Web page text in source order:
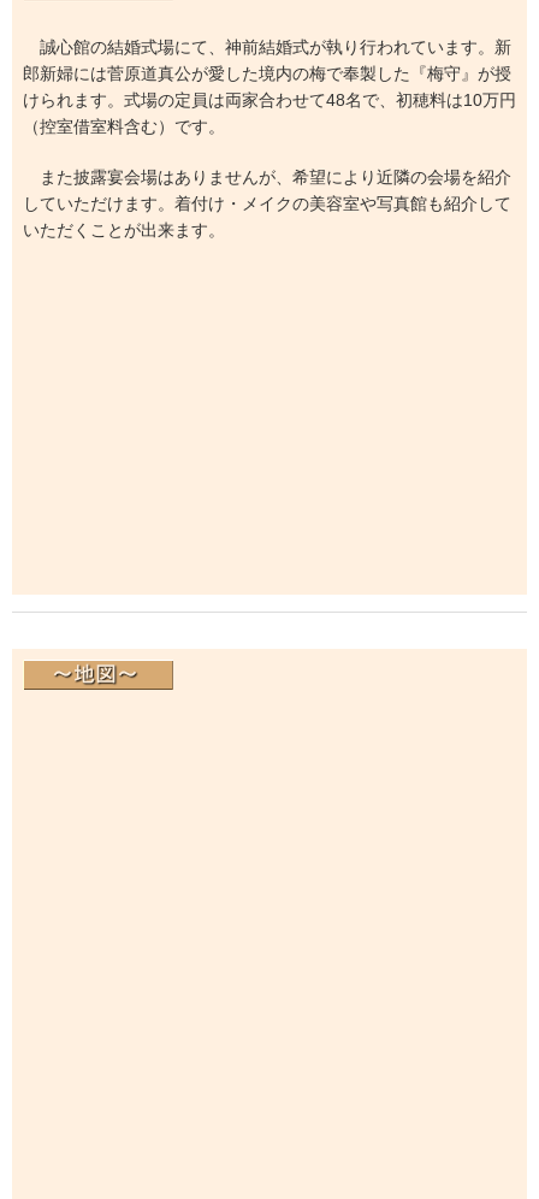
誠心館の結婚式場にて、神前結婚式が執り行われています。新
郎新婦には菅原道真公が愛した境内の梅で奉製した『梅守』が授
けられます。式場の定員は両家合わせて48名で、初穂料は10万円
（控室借室料含む）です。
また披露宴会場はありませんが、希望により近隣の会場を紹介
していただけます。着付け・メイクの美容室や写真館も紹介して
いただくことが出来ます。